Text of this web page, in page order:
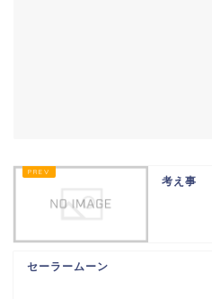
考え事
セーラームーン